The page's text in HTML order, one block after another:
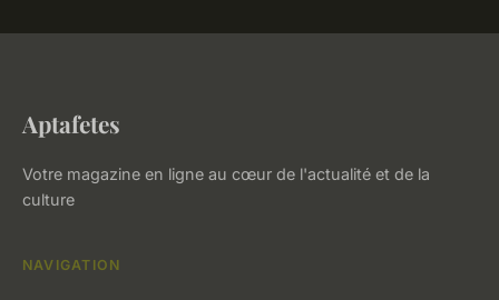
Aptafetes
Votre magazine en ligne au cœur de l'actualité et de la
culture
NAVIGATION